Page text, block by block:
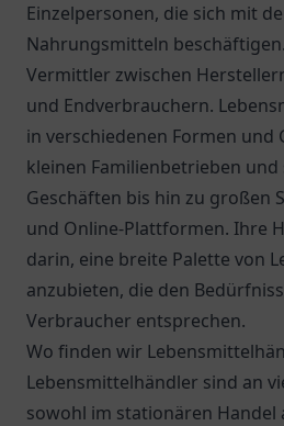
Einzelpersonen, die sich mit
Nahrungsmitteln
Vermittler zwischen
und Endverbrauchern.
in verschiedenen Formen
kleinen Familienbetrieben
Geschäften bis hin zu großen
und Online-Plattformen. Ihre
darin, eine breite Palette von
anzubieten, die den
Verbraucher entsprechen.
Wo finden wir
Lebensmittelhändler sind an
sowohl im stationären Handel